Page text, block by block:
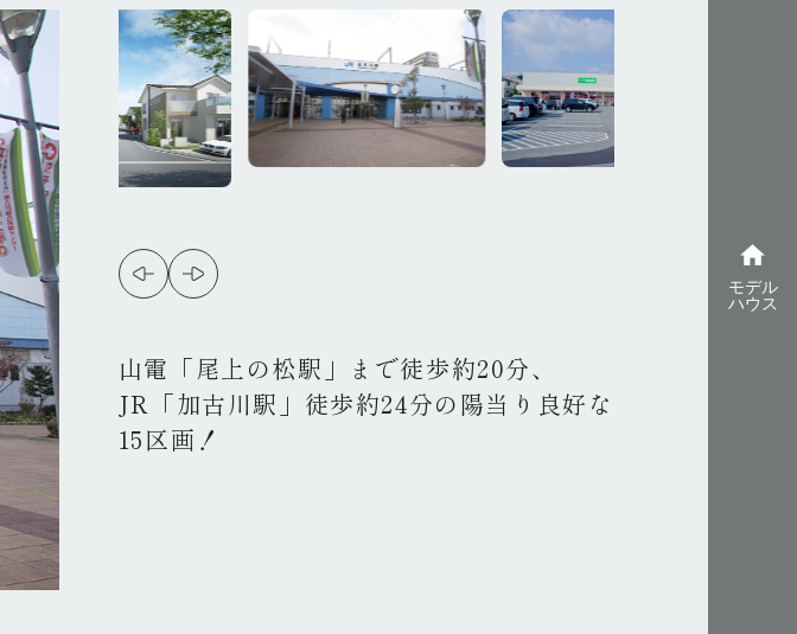
home
モデル
ハウス
山電「尾上の松駅」まで徒歩約20分、
JR「加古川駅」徒歩約24分の陽当り良好な
15区画！